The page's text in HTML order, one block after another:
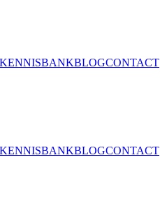
KENNISBANKBLOGCONTACT
KENNISBANKBLOGCONTACT